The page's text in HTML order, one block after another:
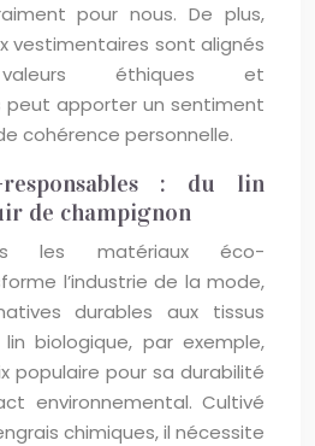
pour nous. De plus,
vestimentaires sont alignés
éthiques et
peut apporter un sentiment
cohérence personnelle.
responsables : du lin
de champignon
les matériaux éco-
l’industrie de la mode,
durables aux tissus
biologique, par exemple,
populaire pour sa durabilité
environnemental. Cultivé
chimiques, il nécessite